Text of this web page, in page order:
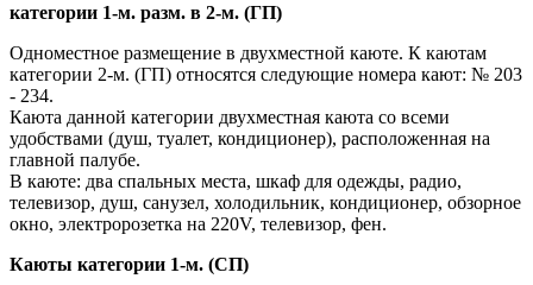
категории 1-м. разм. в 2-м. (ГП)
Одноместное размещение в двухместной каюте. К каютам
категории 2-м. (ГП) относятся следующие номера кают: № 203
- 234.
Каюта данной категории двухместная каюта со всеми
удобствами (душ, туалет, кондиционер), расположенная на
главной палубе.
В каюте: два спальных места, шкаф для одежды, радио,
телевизор, душ, санузел, холодильник, кондиционер, обзорное
окно, электророзетка на 220V, телевизор, фен.
Каюты категории 1-м. (СП)